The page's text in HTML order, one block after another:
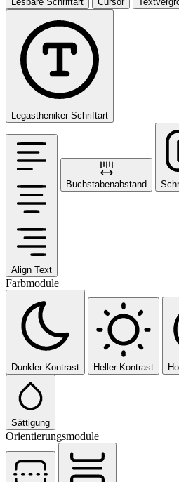
Legastheniker-Schriftart
Align Text
Buchstabenabstand
Farbmodule
Dunkler Kontrast Heller Kontrast
Sättigung
Orientierungsmodule